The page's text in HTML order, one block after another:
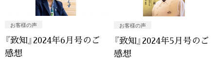
お客様の声
『致知』2024年6月号のご
感想
お客様の声
『致知』2024年5月号のご
感想